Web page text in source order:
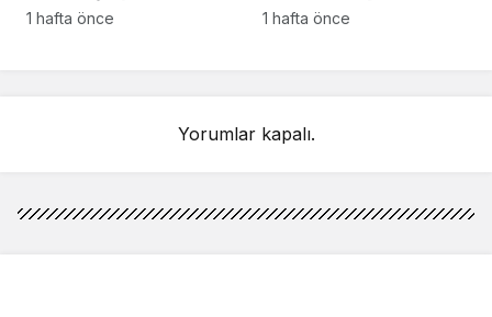
anlarındaki kahreden
1 hafta önce
kez Türkiye’de
1 hafta önce
Yorumlar kapalı.